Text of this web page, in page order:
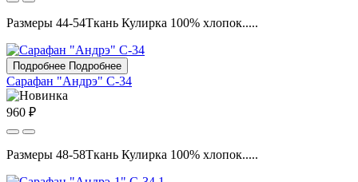
Размеры 44-54Ткань Кулирка 100% хлопок.....
Подробнее Подробнее
Сарафан "Андрэ" С-34
960 ₽
Размеры 48-58Ткань Кулирка 100% хлопок.....